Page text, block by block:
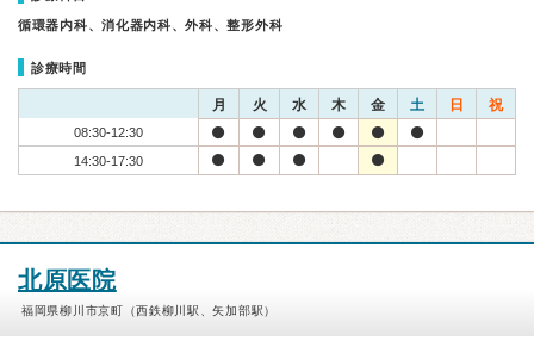
循環器内科、消化器内科、外科、整形外科
診療時間
月 火 水 木 金 土 日 祝
08:30-12:30
14:30-17:30
北原医院
福岡県柳川市京町（西鉄柳川駅、矢加部駅）